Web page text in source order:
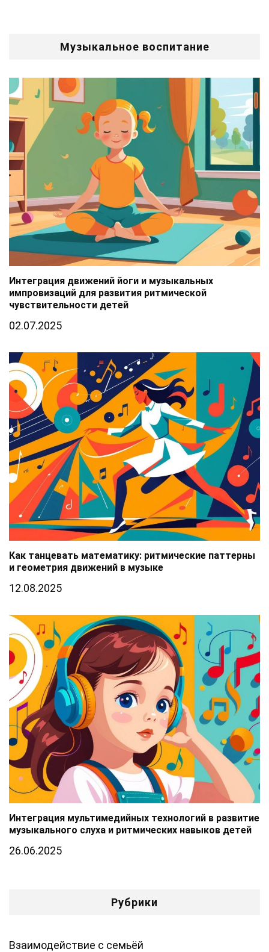
Музыкальное воспитание
Интеграция движений йоги и музыкальных
импровизаций для развития ритмической
чувствительности детей
02.07.2025
Как танцевать математику: ритмические паттерны
и геометрия движений в музыке
12.08.2025
Интеграция мультимедийных технологий в развитие
музыкального слуха и ритмических навыков детей
26.06.2025
Рубрики
Взаимодействие с семьёй